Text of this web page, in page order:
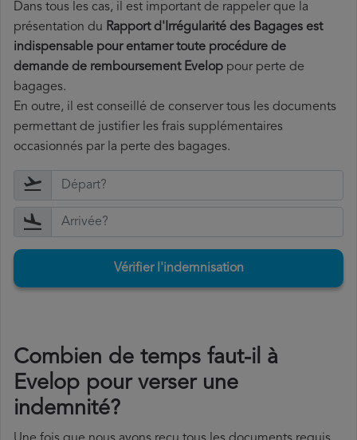
Dans tous les cas, il est important de rappeler que la
présentation du Rapport d'Irrégularité des Bagages est
indispensable pour entamer toute procédure de
demande de remboursement Evelop pour perte de
bagages.
En outre, il est conseillé de conserver tous les documents
permettant de justifier les frais supplémentaires
occasionnés par la perte des bagages.
Vérifier l'indemnisation
Combien de temps faut-il à
Evelop pour verser une
indemnité?